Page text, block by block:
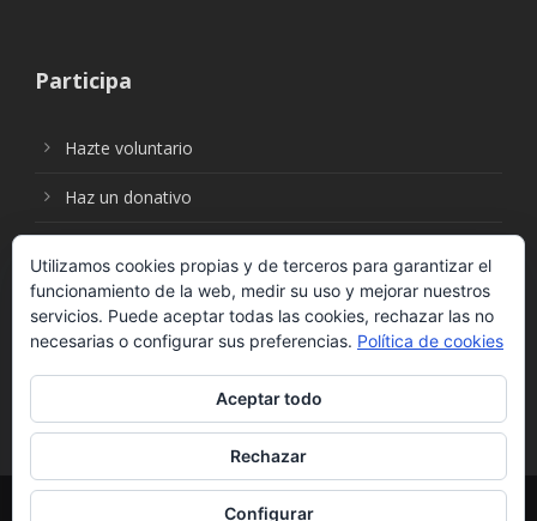
Participa
Hazte voluntario
Haz un donativo
Síguenos en:
© Fundación Social Universal. Todos los derechos
Utilizamos cookies propias y de terceros para garantizar el
funcionamiento de la web, medir su uso y mejorar nuestros
servicios. Puede aceptar todas las cookies, rechazar las no
necesarias o configurar sus preferencias. Política de cookies
Aceptar todo
Rechazar
Configurar